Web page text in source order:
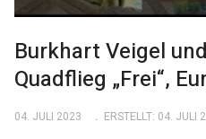
Burkhart Veigel
Quadflieg „Frei“,
04. JULI 2023 ERSTELLT: 04. JULI